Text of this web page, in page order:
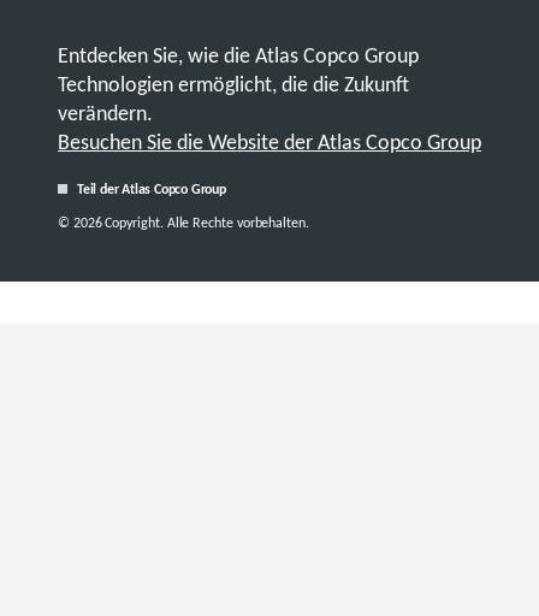
Entdecken Sie, wie die Atlas Copco Group
Technologien ermöglicht, die die Zukunft
verändern.
Besuchen Sie die Website der Atlas Copco Group
Teil der Atlas Copco Group
© 2026 Copyright. Alle Rechte vorbehalten.